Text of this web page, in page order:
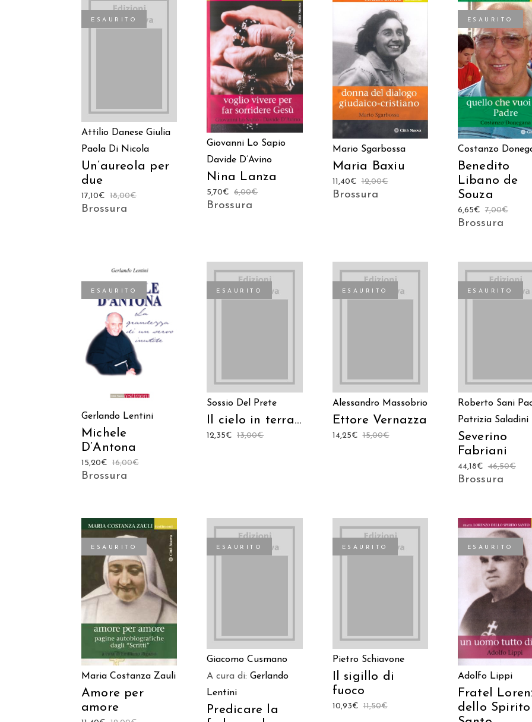
ESAURITO
Attilio Danese Giulia
Paola Di Nicola
Un’aureola per
due
18,00€
17,10€
Brossura
AGGIUNGI AL
CARRELLO
Giovanni Lo Sapio
Davide D’Avino
Nina Lanza
6,00€
5,70€
Brossura
AGGIUNGI AL
CARRELLO
Mario Sgarbossa
Maria Baxiu
12,00€
11,40€
Brossura
ESAURITO
LEGGI TUTTO
Costanzo
Benedito
Libano de
Souza
7,00€
6,65€
Brossura
ESAURITO
LEGGI TUTTO
Gerlando Lentini
Michele
D’Antona
16,00€
15,20€
Brossura
ESAURITO
Sossio Del Prete
Il cielo in terra…
13,00€
12,35€
ESAURITO
Alessandro Massobrio
Ettore Vernazza
15,00€
14,25€
ESAURITO
Roberto Sani
Patrizia Saladini
Severino
Fabriani
46,50€
44,18€
Brossura
ESAURITO
LEGGI TUTTO
Maria Costanza Zauli
Amore per
amore
ESAURITO
Giacomo Cusmano
A cura di:Gerlando
Lentini
Predicare la
ESAURITO
Pietro Schiavone
Il sigillo di
fuoco
11,50€
10,93€
ESAURITO
LEGGI TUTTO
Adolfo Lippi
Fratel
dello Spirito